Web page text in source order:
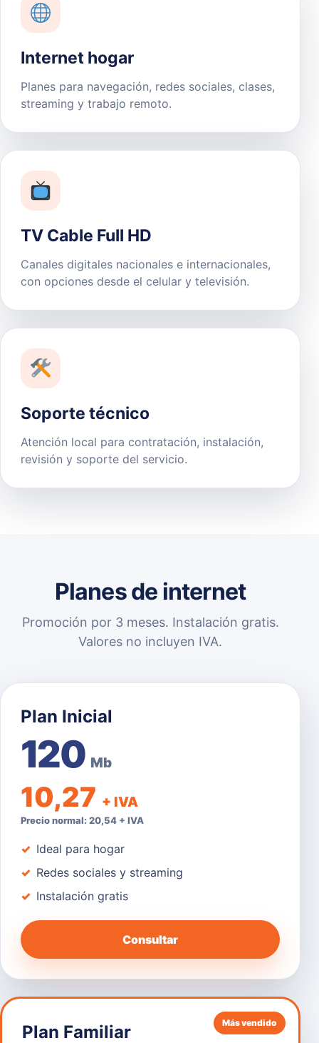
Internet hogar
Planes para navegación, redes sociales, clases,
streaming y trabajo remoto.
TV Cable Full HD
Canales digitales nacionales e internacionales,
con opciones desde el celular y televisión.
Soporte técnico
Atención local para contratación, instalación,
revisión y soporte del servicio.
Planes de internet
Promoción por 3 meses. Instalación gratis.
Valores no incluyen IVA.
Plan Inicial
120 Mb
10,27 + IVA
Precio normal: 20,54 + IVA
Ideal para hogar
Redes sociales y streaming
Instalación gratis
Consultar
Más vendido
Plan Familiar